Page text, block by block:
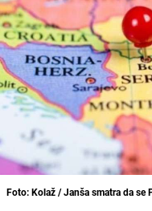
Foto: Kolaž / Janša smatra da se